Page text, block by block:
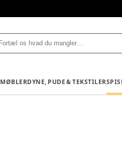
MØBLERDYNE, PUDE & TEKSTILER